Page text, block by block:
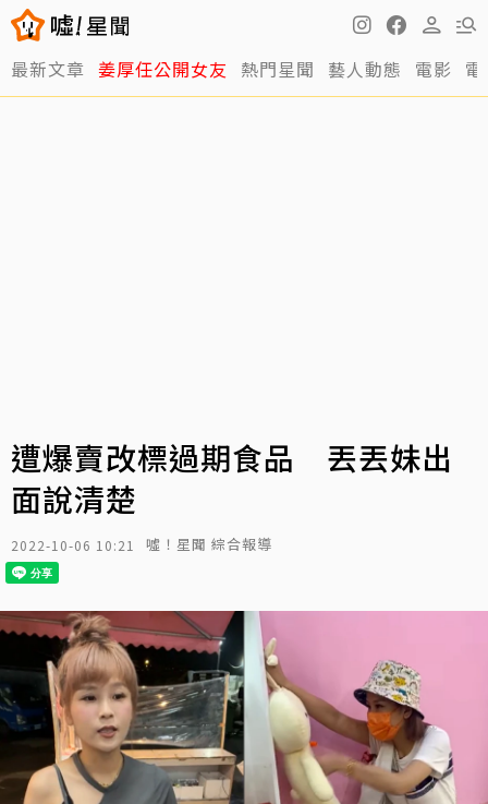
最新文章 姜厚任公開女友 熱門星聞 藝人動態 電影
遭爆賣改標過期食品 丟丟妹出
面說清楚
2022-10-06 10:21 噓！星聞 綜合報導